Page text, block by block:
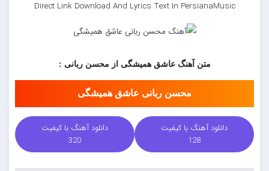
Direct Link Download And Lyrics Text In PersianaMusic
متن آهنگ عاشق همیشگی از محسن ربانی :
محسن ربانی عاشق همیشگی
دانلود آهنگ با کیفیت
128
دانلود آهنگ با کیفیت
320